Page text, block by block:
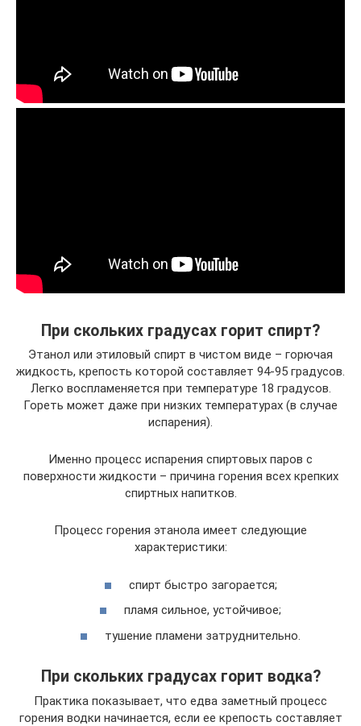
При скольких градусах горит спирт?
Этанол или этиловый спирт в чистом виде – горючая
жидкость, крепость которой составляет 94-95 градусов.
Легко воспламеняется при температуре 18 градусов.
Гореть может даже при низких температурах (в случае
испарения).
Именно процесс испарения спиртовых паров с
поверхности жидкости – причина горения всех крепких
спиртных напитков.
Процесс горения этанола имеет следующие
характеристики:
спирт быстро загорается;
пламя сильное, устойчивое;
тушение пламени затруднительно.
При скольких градусах горит водка?
Практика показывает, что едва заметный процесс
горения водки начинается, если ее крепость составляет